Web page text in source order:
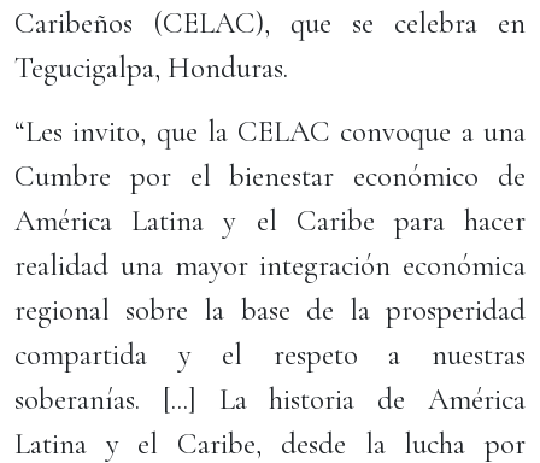
Caribeños (CELAC), que se celebra en
Tegucigalpa, Honduras.
“Les invito, que la CELAC convoque a una
Cumbre por el bienestar económico de
América Latina y el Caribe para hacer
realidad una mayor integración económica
regional sobre la base de la prosperidad
compartida y el respeto a nuestras
soberanías. [...] La historia de América
Latina y el Caribe, desde la lucha por